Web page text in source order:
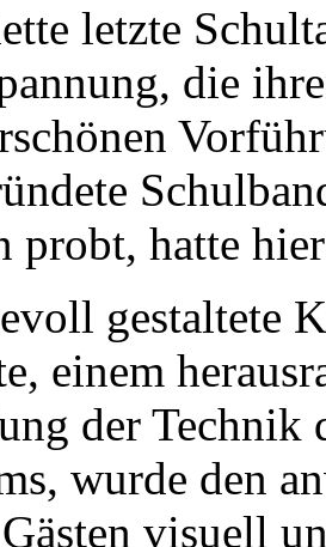
letzte
die
probt, hatte
gestaltete
einem
der Technik
wurde den
visuell